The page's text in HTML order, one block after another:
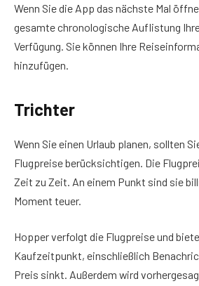
Wenn Sie die App das nächste Mal
gesamte chronologische Auflistung
Verfügung. Sie können Ihre
hinzufügen.
Trichter
Wenn Sie einen Urlaub planen, sollten
Flugpreise berücksichtigen. Die
Zeit zu Zeit. An einem Punkt sind sie
Moment teuer.
Hopper verfolgt die Flugpreise und
Kaufzeitpunkt, einschließlich
Preis sinkt. Außerdem wird